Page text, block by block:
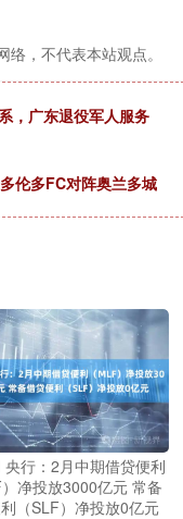
，不代表本站观点。
，广东退役军人服务
伦多FC对阵奥兰多城
央行：2月中期借贷便利
）净投放3000亿元 常备
（SLF）净投放0亿元